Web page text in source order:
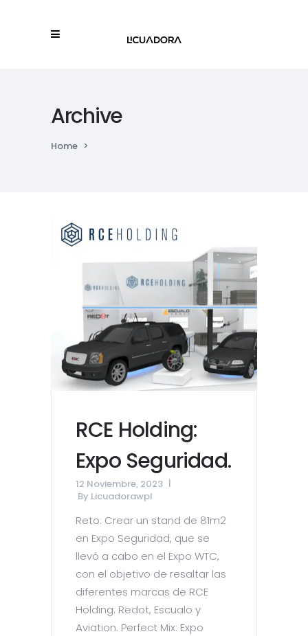
Archive
Home >
RCE Holding:
Expo Seguridad.
12 Noviembre, 2023
By Licuadorawpl
Reto: Crear un stand de 81m2
en Expo Seguridad, que se
llevó a cabo en el Expo WTC,
con el objetivo de resaltar las
diferentes marcas de RCE
Holding: Redot, Escualo y
Aviation. Perfect Mix: Expo